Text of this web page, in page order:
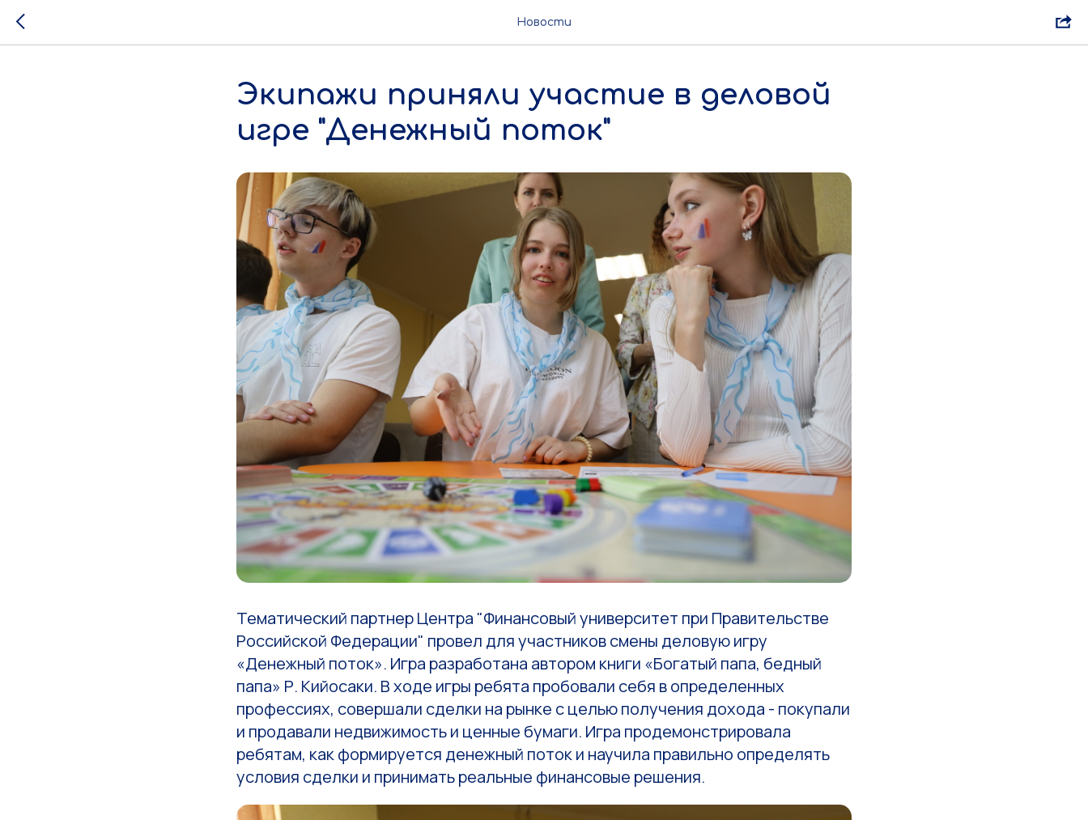
Новости
Экипажи приняли участие в деловой
игре "Денежный поток"
Тематический партнер Центра "Финансовый университет при Правительстве
Российской Федерации" провел для участников смены деловую игру
«Денежный поток». Игра разработана автором книги «Богатый папа, бедный
папа» Р. Кийосаки. В ходе игры ребята пробовали себя в определенных
профессиях, совершали сделки на рынке с целью получения дохода - покупали
и продавали недвижимость и ценные бумаги. Игра продемонстрировала
ребятам, как формируется денежный поток и научила правильно определять
условия сделки и принимать реальные финансовые решения.